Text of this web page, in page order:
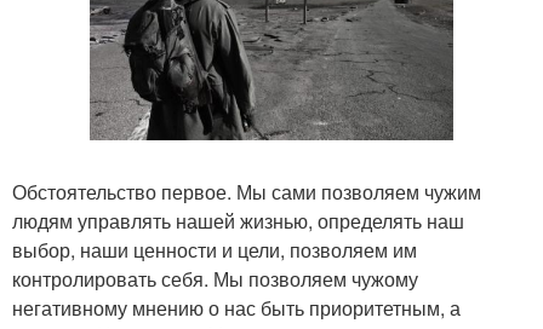
Обстоятельство первое. Мы сами позволяем чужим
людям управлять нашей жизнью, определять наш
выбор, наши ценности и цели, позволяем им
контролировать себя. Мы позволяем чужому
негативному мнению о нас быть приоритетным, а